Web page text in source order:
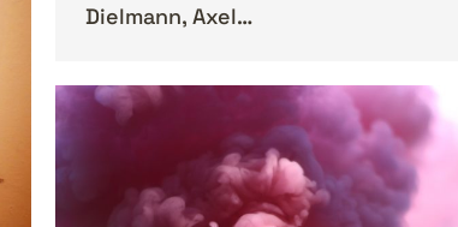
Dielmann, Axel…